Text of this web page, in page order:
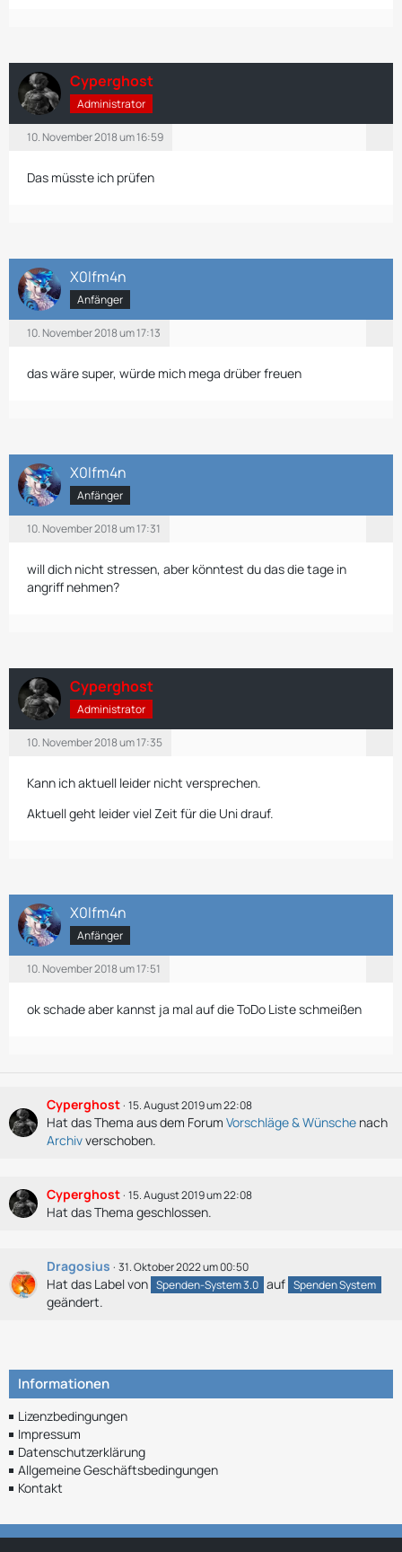
Cyperghost
Administrator
10. November 2018 um 16:59
Das müsste ich prüfen
X0lfm4n
Anfänger
10. November 2018 um 17:13
das wäre super, würde mich mega drüber freuen
X0lfm4n
Anfänger
10. November 2018 um 17:31
will dich nicht stressen, aber könntest du das die tage in
angriff nehmen?
Cyperghost
Administrator
10. November 2018 um 17:35
Kann ich aktuell leider nicht versprechen.
Aktuell geht leider viel Zeit für die Uni drauf.
X0lfm4n
Anfänger
10. November 2018 um 17:51
ok schade aber kannst ja mal auf die ToDo Liste schmeißen
Cyperghost 15. August 2019 um 22:08
Hat das Thema aus dem Forum Vorschläge & Wünsche nach
Archivverschoben.
Cyperghost 15. August 2019 um 22:08
Hat das Thema geschlossen.
Dragosius 31. Oktober 2022 um 00:50
Hat das Label von Spenden-System 3.0 auf Spenden System
geändert.
Informationen
Lizenzbedingungen
Impressum
Datenschutzerklärung
Allgemeine Geschäftsbedingungen
Kontakt